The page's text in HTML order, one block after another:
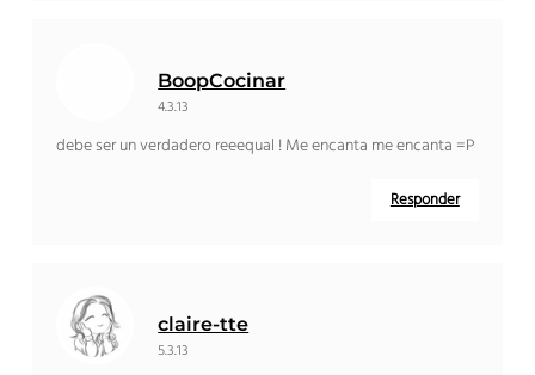
BoopCocinar
4.3.13
debe ser un verdadero reeequal ! Me encanta me encanta =P
Responder
claire-tte
5.3.13